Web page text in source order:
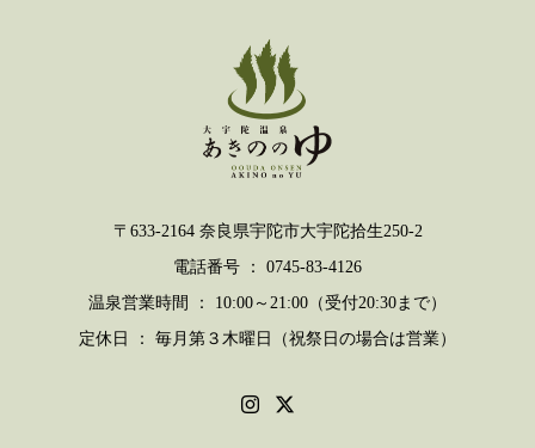
〒633-2164 奈良県宇陀市大宇陀拾生250-2
電話番号 ： 0745-83-4126
温泉営業時間 ： 10:00～21:00（受付20:30まで）
定休日 ： 毎月第３木曜日（祝祭日の場合は営業）